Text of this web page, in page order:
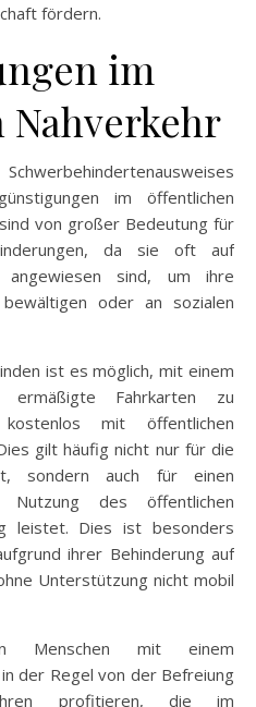
fördern.
im
im öffentlichen
von großer Bedeutung für
da sie oft auf
angewiesen sind, um ihre
oder an sozialen
ist es möglich, mit einem
ermäßigte Fahrkarten zu
mit öffentlichen
gilt häufig nicht nur für die
sondern auch für einen
des öffentlichen
leistet. Dies ist besonders
ihrer Behinderung auf
Unterstützung nicht mobil
Menschen mit einem
der Regel von der Befreiung
profitieren, die im